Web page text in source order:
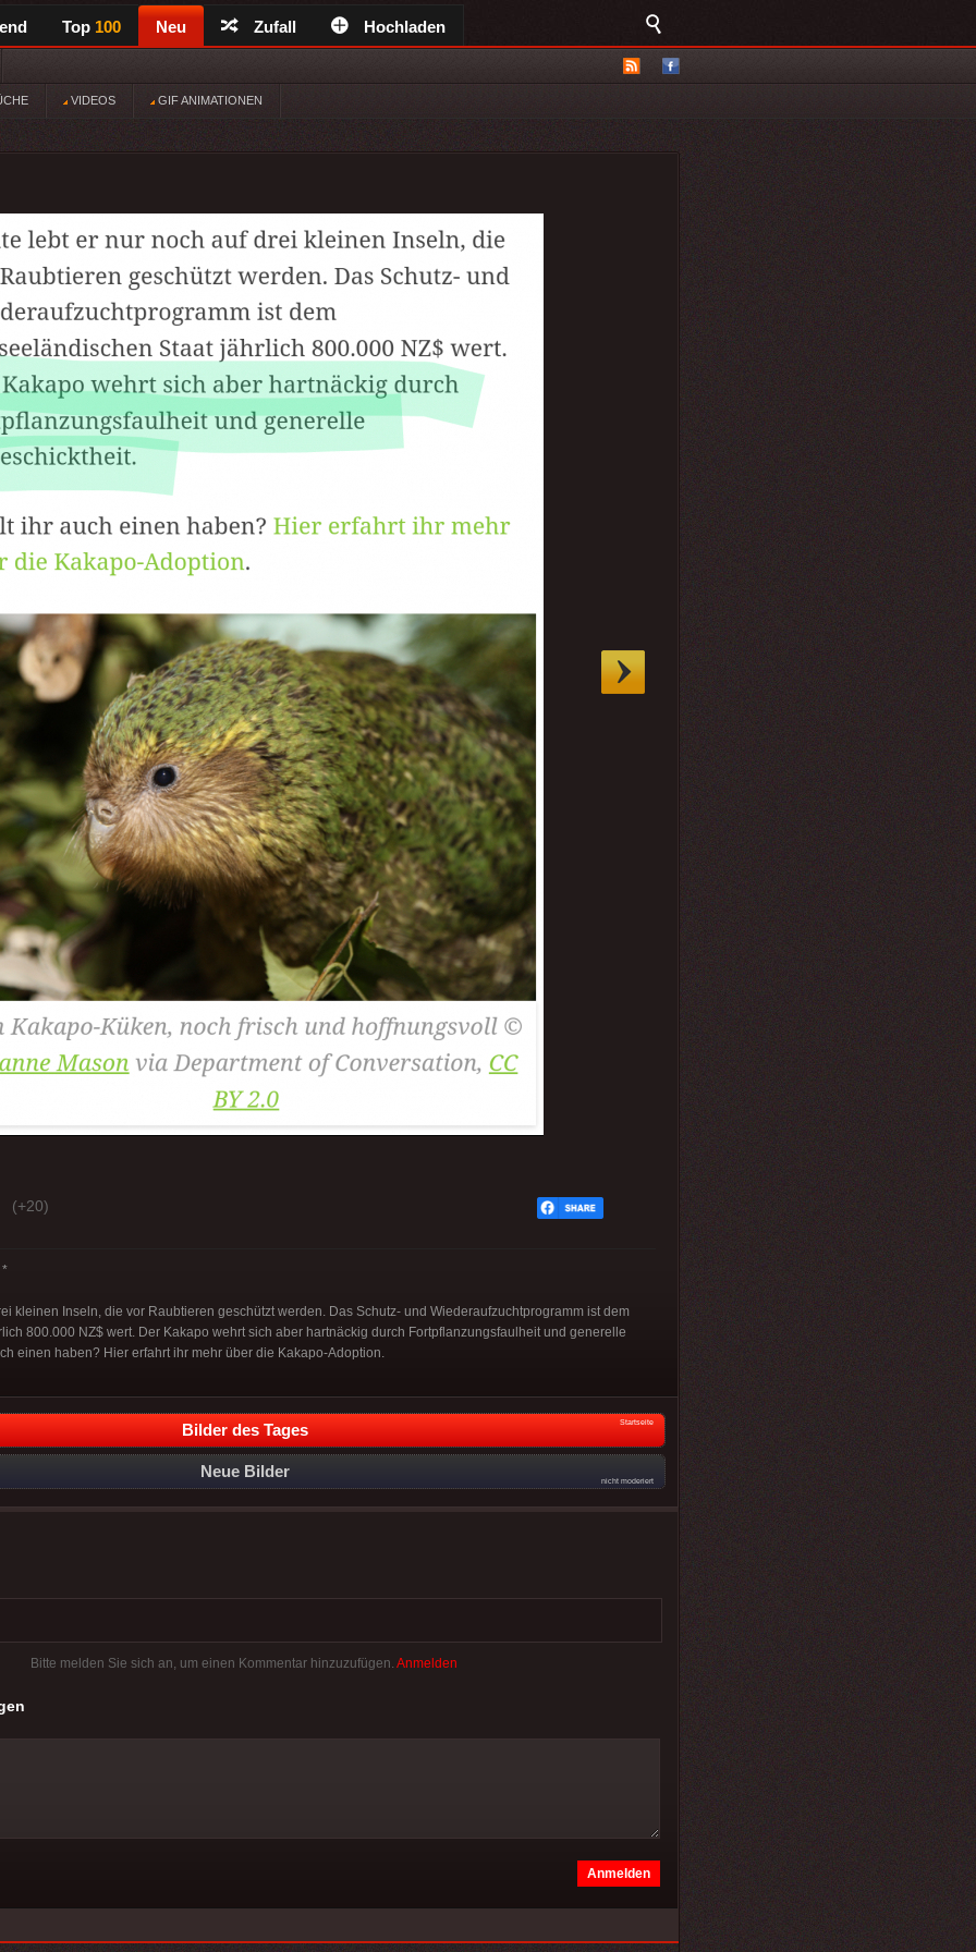
Top 100 Neu Zufall Hochladen
VIDEOS GIF ANIMATIONEN
(+20)
kleinen Inseln, die vor Raubtieren geschützt werden. Das Schutz- und Wiederaufzuchtprogramm ist dem
800.000 NZ$ wert. Der Kakapo wehrt sich aber hartnäckig durch Fortpflanzungsfaulheit und generelle
einen haben? Hier erfahrt ihr mehr über die Kakapo-Adoption.
Bilder des Tages Startseite
Neue Bilder
nicht moderiert
Bitte melden Sie sich an, um einen Kommentar hinzuzufügen. Anmelden